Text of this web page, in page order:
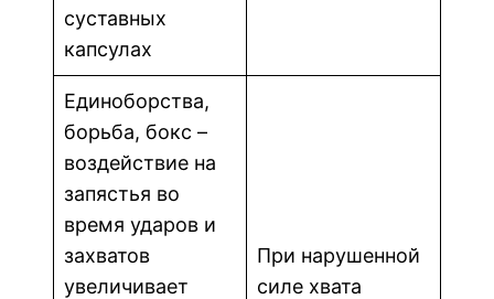
суставных
капсулах
Единоборства,
борьба, бокс –
воздействие на
запястья во
время ударов и
захватов
увеличивает
При нарушенной
силе хвата